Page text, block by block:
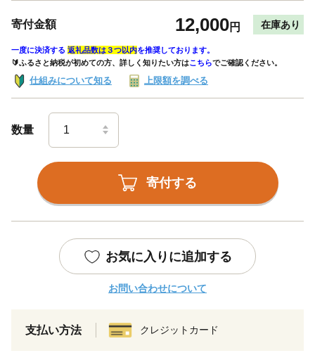
寄付金額 12,000円 在庫あり
一度に決済する 返礼品数は３つ以内を推奨しております。
🔰ふるさと納税が初めての方、詳しく知りたい方はこちらでご確認ください。
仕組みについて知る 上限額を調べる
数量
寄付する
お気に入りに追加する
お問い合わせについて
支払い方法 クレジットカード